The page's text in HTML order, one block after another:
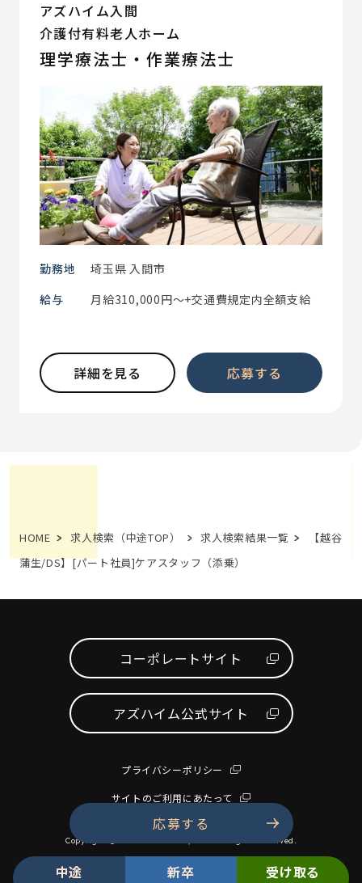
中途 新卒 受け取る
応募する
アズハイム入間
介護付有料老人ホーム
理学療法士・作業療法士
勤務地
埼玉県 入間市
給与
月給310,000円～+交通費規定内全額支給
詳細を見る 応募する
HOME 求人検索（中途TOP） 求人検索結果一覧
【越谷
蒲生/DS】[パート社員]ケアスタッフ（添乗）
コーポレートサイト
アズハイム公式サイト
プライバシーポリシー
サイトのご利用にあたって
Copyright © AS PARTNERS Co., Ltd. All Rights Reserved.